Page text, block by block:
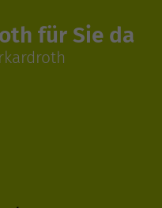
für Sie da